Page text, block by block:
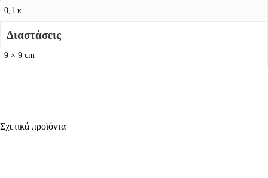
0,1 κ.
Διαστάσεις
9 × 9 cm
Σχετικά προϊόντα